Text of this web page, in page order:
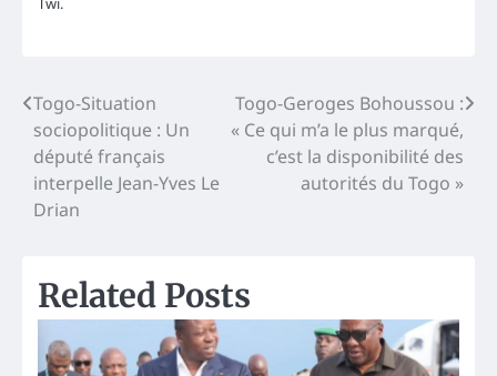
Post
navigation
Togo-Situation
sociopolitique : Un
député français
interpelle Jean-Yves Le
Drian
Togo-Geroges Bohoussou :
« Ce qui m’a le plus marqué,
c’est la disponibilité des
autorités du Togo »
Related Posts